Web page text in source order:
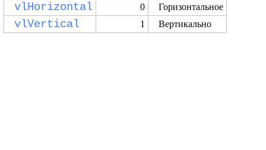
vlHorizontal 0 Горизонтальное
vlVertical 1 Вертикально